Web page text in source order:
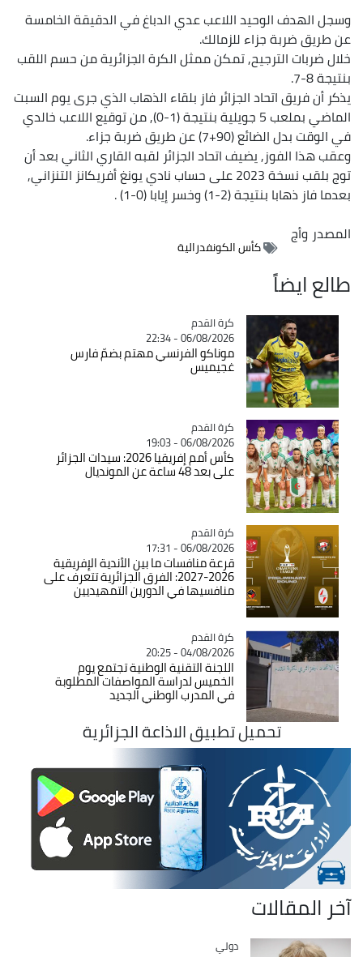
وسجل الهدف الوحيد اللاعب عدي الدباغ في الدقيقة الخامسة
عن طريق ضربة جزاء للزمالك.
خلال ضربات الترجيح, تمكن ممثل الكرة الجزائرية من حسم اللقب
بنتيجة 8-7.
يذكر أن فريق اتحاد الجزائر فاز بلقاء الذهاب الذي جرى يوم السبت
الماضي بملعب 5 جويلية بنتيجة (1-0), من توقيع اللاعب خالدي
في الوقت بدل الضائع (90+7) عن طريق ضربة جزاء.
وعقب هذا الفوز, يضيف اتحاد الجزائر لقبه القاري الثاني بعد أن
توج بلقب نسخة 2023 على حساب نادي يونغ أفريكانز التنزاني,
بعدما فاز ذهابا بنتيجة (2-1) وخسر إيابا (0-1) .
المصدروأج
كأس الكونفدرالية
طالع ايضاً
Catégorie
كرة القدم
06/08/2026 - 22:34
موناكو الفرنسي مهتم بضمّ فارس
غجيميس
Catégorie
كرة القدم
06/08/2026 - 19:03
كأس أمم إفريقيا 2026: سيدات الجزائر
على بعد 48 ساعة عن المونديال
Catégorie
كرة القدم
06/08/2026 - 17:31
قرعة منافسات ما بين الأندية الإفريقية
2026-2027: الفرق الجزائرية تتعرف على
منافسيها في الدورين التمهيديين
Catégorie
كرة القدم
04/08/2026 - 20:25
اللجنة التقنية الوطنية تجتمع يوم
الخميس لدراسة المواصفات المطلوبة
في المدرب الوطني الجديد
تحميل تطبيق الاذاعة الجزائرية
آخر المقالات
Catégorie
دولي